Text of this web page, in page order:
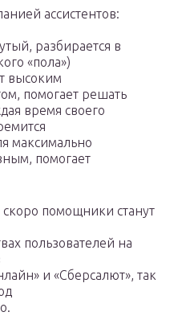
ассистентов:
разбирается в
«пола»)
высоким
помогает решать
время своего
максимально
помогает
помощники станут
пользователей на
и «Сберсалют», так